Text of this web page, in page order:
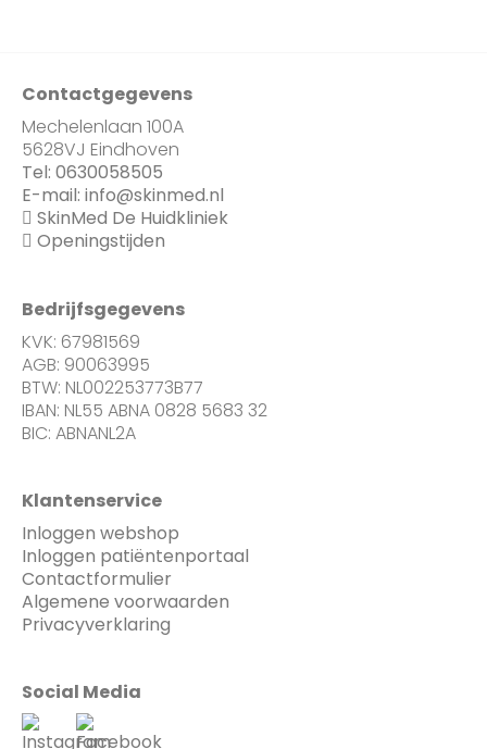
Contactgegevens
Mechelenlaan 100A
5628VJ Eindhoven
Tel: 0630058505
E-mail: info@skinmed.nl
SkinMed De Huidkliniek
Openingstijden
Bedrijfsgegevens
KVK: 67981569
AGB: 90063995
BTW: NL002253773B77
IBAN: NL55 ABNA 0828 5683 32
BIC: ABNANL2A
Klantenservice
Inloggen webshop
Inloggen patiëntenportaal
Contactformulier
Algemene voorwaarden
Privacyverklaring
Social Media